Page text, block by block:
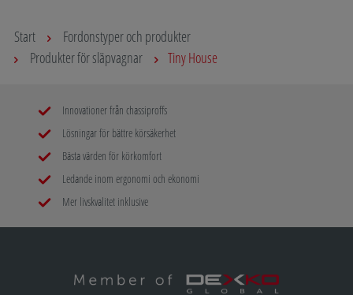
Start
Fordonstyper och produkter
Produkter för släpvagnar
Tiny House
Innovationer från chassiproffs
Lösningar för bättre körsäkerhet
Bästa värden för körkomfort
Ledande inom ergonomi och ekonomi
Mer livskvalitet inklusive